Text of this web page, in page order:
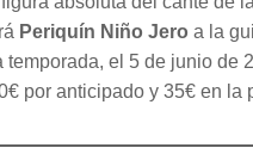
Periquín Niño Jero a la
temporada, el 5 de junio de
por anticipado y 35€ en